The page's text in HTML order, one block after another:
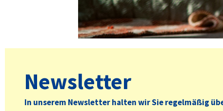
Newsletter
In unserem Newsletter halten wir Sie regelmäßig